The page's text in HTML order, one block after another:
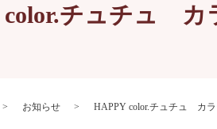
color.チュチュ カ
お知らせ HAPPY color.チュチュ カ